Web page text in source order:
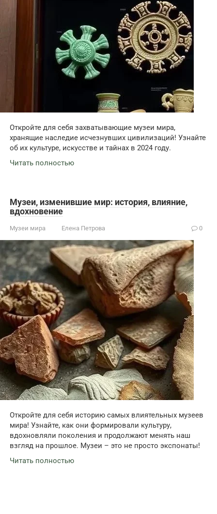
Откройте для себя захватывающие музеи мира,
хранящие наследие исчезнувших цивилизаций! Узнайте
об их культуре, искусстве и тайнах в 2024 году.
Читать полностью
Музеи, изменившие мир: история, влияние,
вдохновение
Музеи мира Елена Петрова 0
Откройте для себя историю самых влиятельных музеев
мира! Узнайте, как они формировали культуру,
вдохновляли поколения и продолжают менять наш
взгляд на прошлое. Музеи – это не просто экспонаты!
Читать полностью